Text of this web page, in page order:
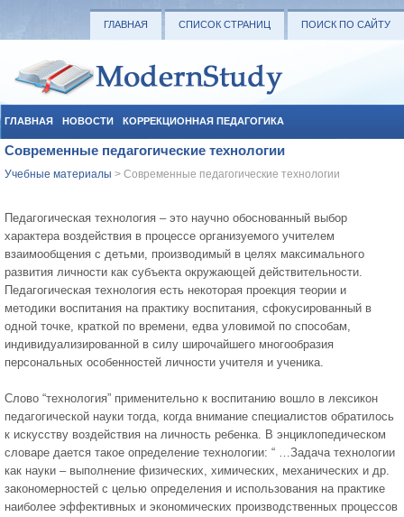
ГЛАВНАЯ СПИСОК СТРАНИЦ ПОИСК ПО САЙТУ
ГЛАВНАЯ НОВОСТИ КОРРЕКЦИОННАЯ ПЕДАГОГИКА
СОЦИАЛЬНАЯ ПЕДАГОГИКА УЧЕБНЫЕ МАТЕРИАЛЫ
Современные педагогические технологии
Учебные материалы > Современные педагогические технологии
Педагогическая технология – это научно обоснованный выбор
характера воздействия в процессе организуемого учителем
взаимообщения с детьми, производимый в целях максимального
развития личности как субъекта окружающей действительности.
Педагогическая технология есть некоторая проекция теории и
методики воспитания на практику воспитания, сфокусированный в
одной точке, краткой по времени, едва уловимой по способам,
индивидуализированной в силу широчайшего многообразия
персональных особенностей личности учителя и ученика.
Слово “технология” применительно к воспитанию вошло в лексикон
педагогической науки тогда, когда внимание специалистов обратилось
к искусству воздействия на личность ребенка. В энциклопедическом
словаре дается такое определение технологии: “ …Задача технологии
как науки – выполнение физических, химических, механических и др.
закономерностей с целью определения и использования на практике
наиболее эффективных и экономических производственных процессов